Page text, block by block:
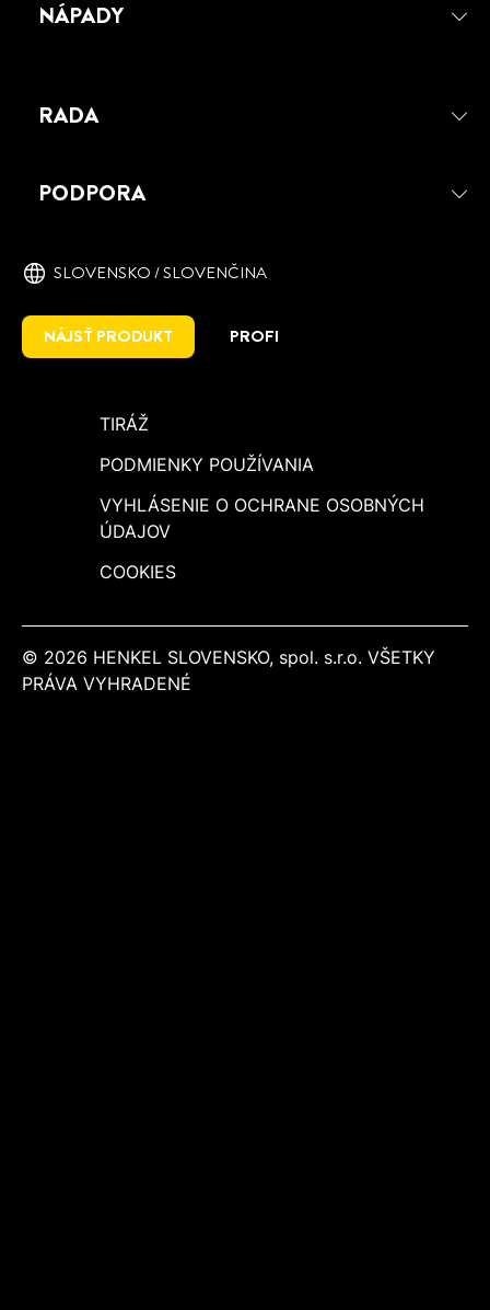
PATTEX 100 %
lepidlo vhodné na široké spektrum
NÁPADY
RADA
PODPORA
SLOVENSKO / SLOVENČINA
NÁJSŤ PRODUKT PROFI
TIRÁŽ
PODMIENKY POUŽÍVANIA
VYHLÁSENIE O OCHRANE OSOBNÝCH
ÚDAJOV
COOKIES
© 2026 HENKEL SLOVENSKO, spol. s.r.o. VŠETKY
PRÁVA VYHRADENÉ